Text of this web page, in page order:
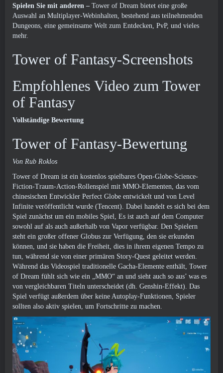
Spielen Sie mit anderen – Tower of Dream bietet eine große
Auswahl an Multiplayer-Webinhalten, bestehend aus teilnehmenden
Dungeons, eine gemeinsame Welt zum Entdecken, PvP, und vieles
mehr.
Tower of Fantasy-Screenshots
Empfohlenes Video zum Tower
of Fantasy
Vollständige Bewertung
Tower of Fantasy-Bewertung
Von Rub Roklos
Tower of Dream ist ein kostenlos spielbares Open-Globe-Science-
Fiction-Traum-Action-Rollenspiel mit MMO-Elementen, das vom
chinesischen Entwickler Perfect Globe entwickelt und von Level
Infinite veröffentlicht wurde (Tencent). Dabei handelt es sich bei dem
Spiel zunächst um ein mobiles Spiel, Es ist auch auf dem Computer
sowohl auf als auch außerhalb von Vapor verfügbar. Den Spielern
steht ein großer offener Globus zur Verfügung, den sie erkunden
können, und sie haben die Freiheit, dies in ihrem eigenen Tempo zu
tun, während sie von einer primären Story-Quest geleitet werden.
Während das Videospiel traditionelle Gacha-Elemente enthält, Tower
of Dream fühlt sich wie ein „MMO“ an und sieht auch so aus’ was es
von vergleichbaren Titeln unterscheidet (dh. Genshin-Effekt). Das
Spiel verfügt außerdem über keine Autoplay-Funktionen, Spieler
sollten also aktiv spielen, um Fortschritte zu machen.